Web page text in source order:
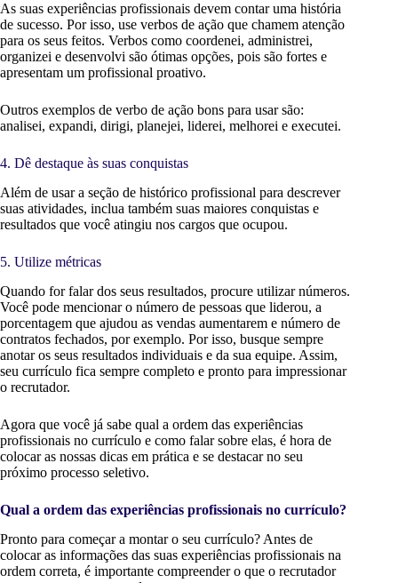
As suas experiências profissionais devem contar uma história
de sucesso. Por isso, use verbos de ação que chamem atenção
para os seus feitos. Verbos como coordenei, administrei,
organizei e desenvolvi são ótimas opções, pois são fortes e
apresentam um profissional proativo.
Outros exemplos de verbo de ação bons para usar são:
analisei, expandi, dirigi, planejei, liderei, melhorei e executei.
4. Dê destaque às suas conquistas
Além de usar a seção de histórico profissional para descrever
suas atividades, inclua também suas maiores conquistas e
resultados que você atingiu nos cargos que ocupou.
5. Utilize métricas
Quando for falar dos seus resultados, procure utilizar números.
Você pode mencionar o número de pessoas que liderou, a
porcentagem que ajudou as vendas aumentarem e número de
contratos fechados, por exemplo. Por isso, busque sempre
anotar os seus resultados individuais e da sua equipe. Assim,
seu currículo fica sempre completo e pronto para impressionar
o recrutador.
Agora que você já sabe qual a ordem das experiências
profissionais no currículo e como falar sobre elas, é hora de
colocar as nossas dicas em prática e se destacar no seu
próximo processo seletivo.
Qual a ordem das experiências profissionais no currículo?
Pronto para começar a montar o seu currículo? Antes de
colocar as informações das suas experiências profissionais na
ordem correta, é importante compreender o que o recrutador